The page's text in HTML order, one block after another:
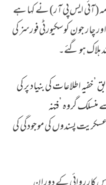
کا چھ مبینہ شدت پسندوں کی
(آئی ایس پی آر) نے کہا ہے
چار جون کو سکیورٹی فورسز کی
ہلاک ہو گئے۔
اطلاعات کی بنیاد پر کی
گروہ ’فتنہ
پسندوں کی موجودگی کی